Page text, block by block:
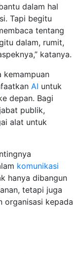
dalam hal
Tapi begitu
tentang
dalam, rumit,
katanya.
kemampuan
AI untuk
depan. Bagi
publik,
alat untuk
komunikasi
hanya dibangun
tetapi juga
organisasi kepada